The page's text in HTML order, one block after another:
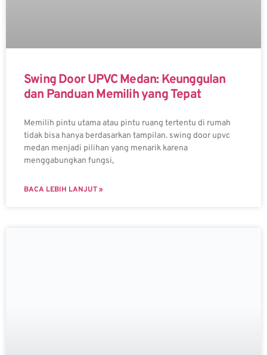
Swing Door UPVC Medan: Keunggulan
dan Panduan Memilih yang Tepat
Memilih pintu utama atau pintu ruang tertentu di rumah
tidak bisa hanya berdasarkan tampilan. swing door upvc
medan menjadi pilihan yang menarik karena
menggabungkan fungsi,
BACA LEBIH LANJUT »